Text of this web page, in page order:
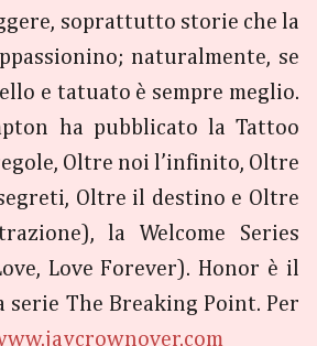
soprattutto storie che la
naturalmente, se
e tatuato è sempre meglio.
ha pubblicato la Tattoo
Oltre noi l’infinito, Oltre
Oltre il destino e Oltre
la Welcome Series
Love Forever). Honor è il
The Breaking Point. Per